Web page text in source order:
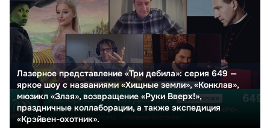
Лазерное представление «Три дебила»: серия 649 —
яркое шоу с названиями «Хищные земли», «Конклав»,
мюзикл «Злая», возвращение «Руки Вверх!»,
праздничные коллаборации, а также экспедиция
«Крэйвен-охотник».